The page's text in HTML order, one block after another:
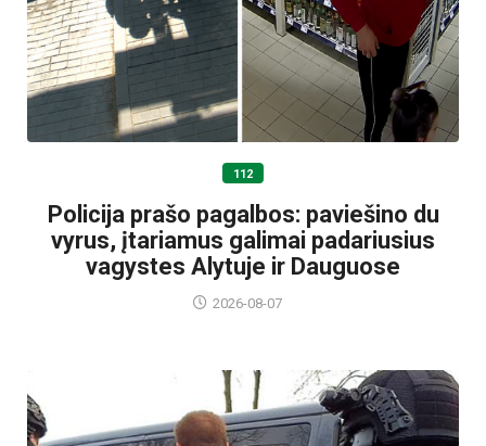
112
Policija prašo pagalbos: paviešino du
vyrus, įtariamus galimai padariusius
vagystes Alytuje ir Dauguose
2026-08-07